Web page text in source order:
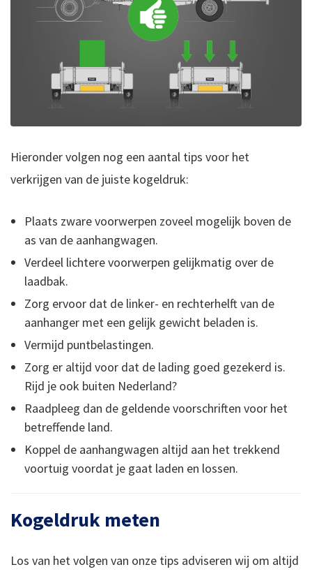
Hieronder volgen nog een aantal tips voor het
verkrijgen van de juiste kogeldruk:
Plaats zware voorwerpen zoveel mogelijk boven de
as van de aanhangwagen.
Verdeel lichtere voorwerpen gelijkmatig over de
laadbak.
Zorg ervoor dat de linker- en rechterhelft van de
aanhanger met een gelijk gewicht beladen is.
Vermijd puntbelastingen.
Zorg er altijd voor dat de lading goed gezekerd is.
Rijd je ook buiten Nederland?
Raadpleeg dan de geldende voorschriften voor het
betreffende land.
Koppel de aanhangwagen altijd aan het trekkend
voortuig voordat je gaat laden en lossen.
Kogeldruk meten
Los van het volgen van onze tips adviseren wij om altijd